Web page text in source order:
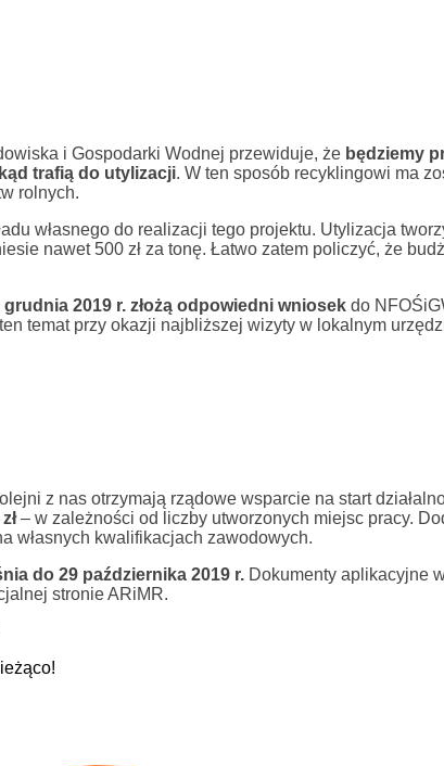
i Gospodarki Wodnej przewiduje, że będziemy
trafią do utylizacji. W ten sposób recyklingowi ma
rolnych.
własnego do realizacji tego projektu. Utylizacja
nawet 500 zł za tonę. Łatwo zatem policzyć, że
2019 r. złożą odpowiedni wniosekdo
temat przy okazji najbliższej wizyty w lokalnym
z nas otrzymają rządowe wsparcie na start
– w zależności od liczby utworzonych miejsc pracy.
własnych kwalifikacjach zawodowych.
do 29 października 2019 r.Dokumenty aplikacyjne
stronie ARiMR.